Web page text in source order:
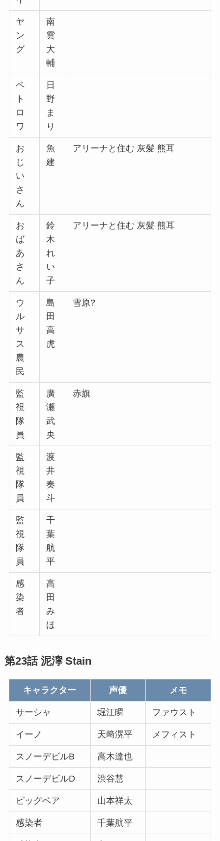
ヤ
ン
グ
南
雲
大
輔
ペ
ト
ロ
ワ
日
野
ま
り
お
じ
い
さ
ん
魚
建
アリーナと住む 灰髪 熊耳
お
ば
あ
さ
ん
鈴
木
れ
い
子
アリーナと住む 灰髪 熊耳
ウ
ル
サ
ス
農
民
島
田
高
虎
雪原?
監
視
隊
員
廣
瀬
武
央
赤旗
監
視
隊
員
渡
井
奏
斗
監
視
隊
員
千
葉
航
平
感
染
者
高
田
み
ほ
第23話 泥濘 Stain
キャラクター 声優 メモ
サーシャ 堀江瞬 ファウスト
イーノ 天﨑滉平 メフィスト
スノーデビルB 高木達也
スノーデビルD 渋谷慧
ビッグベア 山本祥太
感染者 千葉航平